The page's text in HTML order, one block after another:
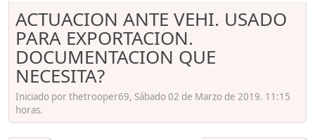
ACTUACION ANTE VEHI. USADO
PARA EXPORTACION.
DOCUMENTACION QUE
NECESITA?
Iniciado por thetrooper69, Sábado 02 de Marzo de 2019. 11:15
horas.